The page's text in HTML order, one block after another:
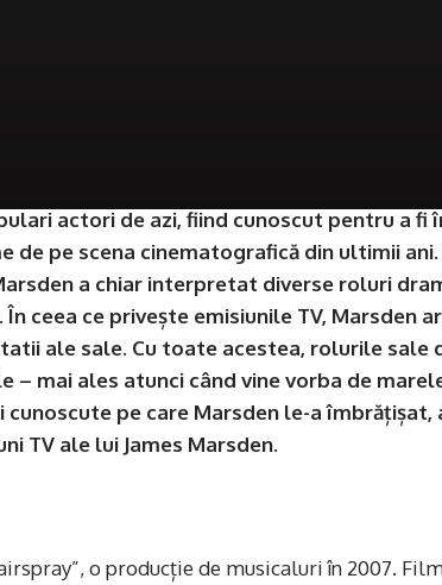
actori de azi, fiind cunoscut pentru a fi
pe scena cinematografică din ultimii ani.
a chiar interpretat diverse roluri
ceea ce privește emisiunile TV, Marsden
ale sale. Cu toate acestea, rolurile sale
mai ales atunci când vine vorba de
pe care Marsden le-a îmbrățișat,
TV ale lui James Marsden.
o producție de musicaluri în 2007.